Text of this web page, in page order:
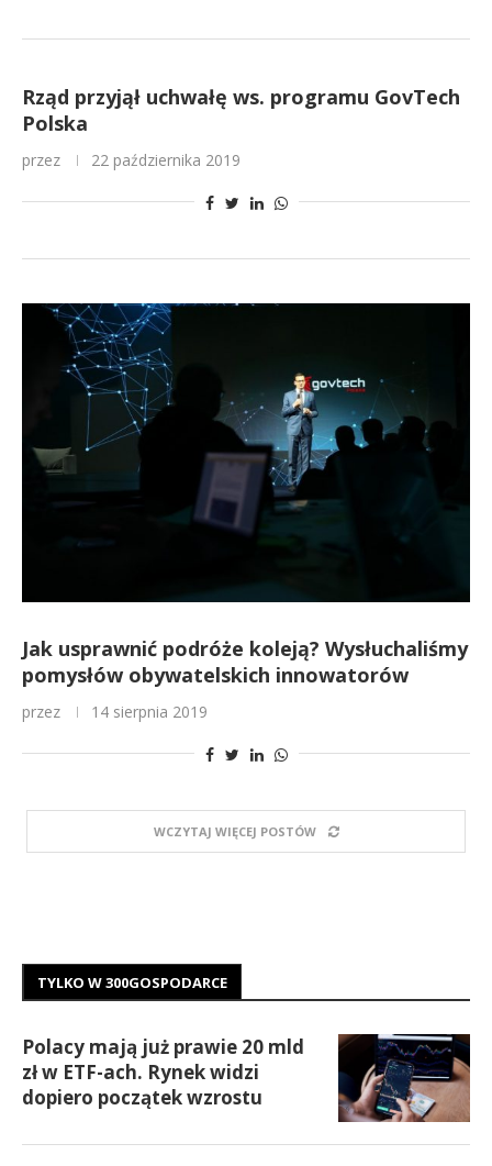
Rząd przyjął uchwałę ws. programu GovTech
Polska
przez 22 października 2019
Jak usprawnić podróże koleją? Wysłuchaliśmy
pomysłów obywatelskich innowatorów
przez 14 sierpnia 2019
WCZYTAJ WIĘCEJ POSTÓW
TYLKO W 300GOSPODARCE
Polacy mają już prawie 20 mld
zł w ETF-ach. Rynek widzi
dopiero początek wzrostu